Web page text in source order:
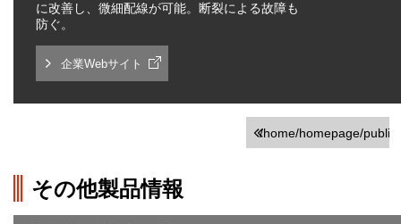
に改善し、微細配線が可能。断裂による故障も
防ぐ。
企業Webサイト
/home/homepage/
その他製品情報